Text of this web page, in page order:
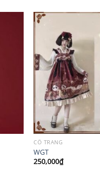
CỔ TRANG
WGT
250,000₫